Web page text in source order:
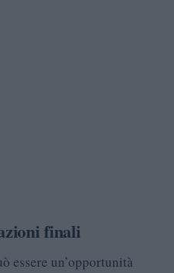
finali
essere un’opportunità